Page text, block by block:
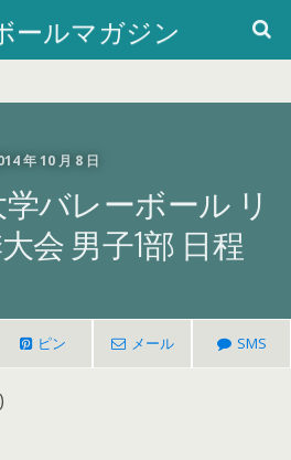
ールマガジン
年 10 月 8 日
バレーボール リ
会 男子1部 日程
ピン メール SMS